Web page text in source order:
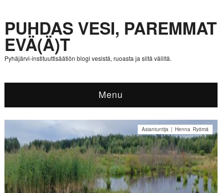
PUHDAS VESI, PAREMMAT
EVÄ(Ä)T
Pyhäjärvi-instituuttisäätiön blogi vesistä, ruoasta ja siltä väliltä.
Menu
Asiantuntija | Henna Ryömä